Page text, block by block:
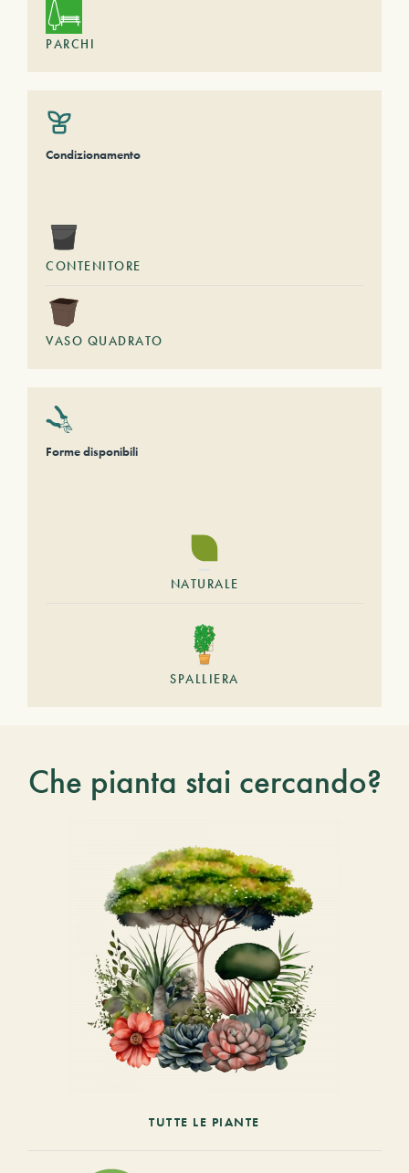
PARCHI
Condizionamento
CONTENITORE
VASO QUADRATO
Forme disponibili
NATURALE
SPALLIERA
Che pianta stai cercando?
TUTTE LE PIANTE